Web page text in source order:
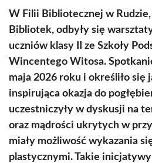
W Filii Bibliotecznej w Rudzie,
Bibliotek, odbyły się
uczniów klasy II ze Szkoły
Wincentego Witosa.
maja 2026 roku i określiło się
inspirująca okazja do
uczestniczyły w dyskusji na
oraz mądrości ukrytych w
miały możliwość wykazania
plastycznymi. Takie